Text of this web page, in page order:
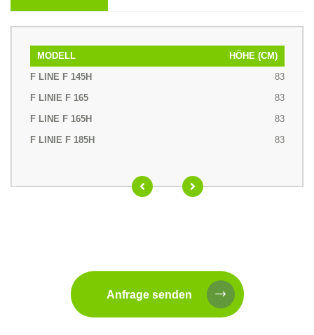
MODELL
HÖHE (CM)
83
83
83
83
Anfrage senden